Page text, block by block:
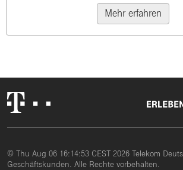
Mehr erfahren
© Thu Aug 06 16:14:53 CEST 2026 Telekom
Geschäftskunden. Alle Rechte vorbehalten.